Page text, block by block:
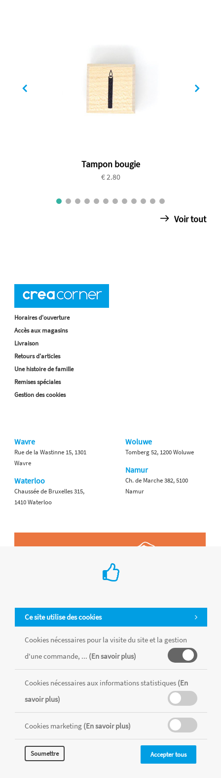
Tampon bougie
€ 2.80
Voir tout
Ce site utilise des cookies
Cookies nécessaires pour la visite du site et la gestion
d'une commande, ... (En savoir plus)
Cookies nécessaires aux informations statistiques (En
savoir plus)
Cookies marketing (En savoir plus)
Soumettre Accepter tous
Horaires d'ouverture
Accès aux magasins
Livraison
Retours d'articles
Une histoire de famille
Remises spéciales
Gestion des cookies
Wavre
Rue de la Wastinne 15, 1301
Wavre
Waterloo
Chaussée de Bruxelles 315,
1410 Waterloo
Woluwe
Tomberg 52, 1200 Woluwe
Namur
Ch. de Marche 382, 5100
Namur
Tous les produits sont vendus dans la limite des stocks disponibles de
chaque magasin, toutes taxes comprises.
MENTIONS LÉGALES CONDITIONS GÉNÉRALES